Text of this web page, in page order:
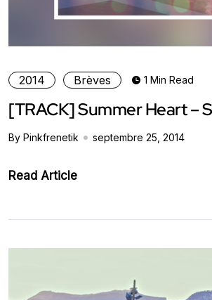
2014 Brèves 1 Min Read
[TRACK] Summer Heart –
By Pinkfrenetik septembre 25, 2014
Read Article